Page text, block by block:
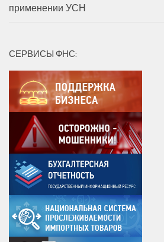
применении УСН
СЕРВИСЫ ФНС: